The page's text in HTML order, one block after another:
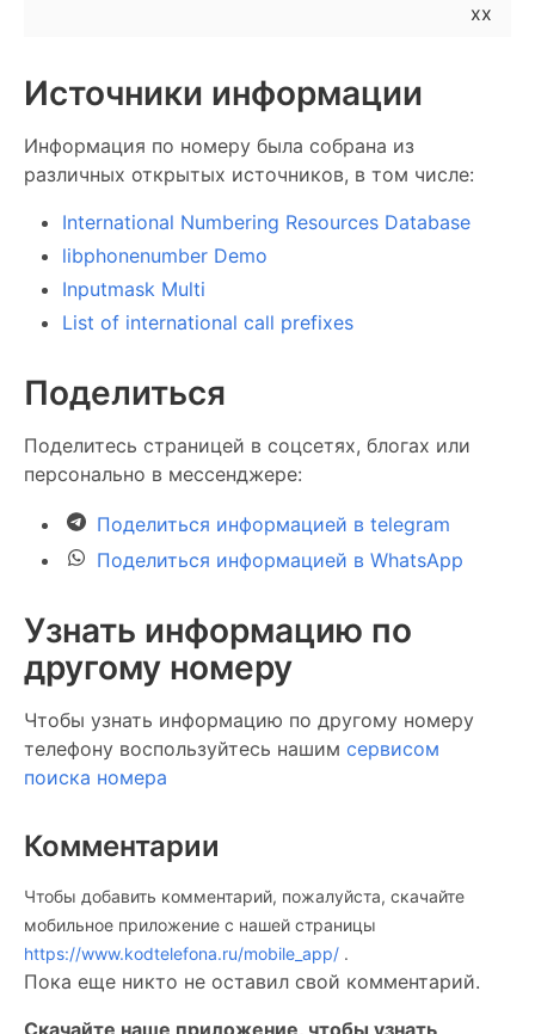
xx
Источники информации
Информация по номеру была собрана из
различных открытых источников, в том числе:
International Numbering Resources Database
libphonenumber Demo
Inputmask Multi
List of international call prefixes
Поделиться
Поделитесь страницей в соцсетях, блогах или
персонально в мессенджере:
Поделиться информацией в telegram
Поделиться информацией в WhatsApp
Узнать информацию по
другому номеру
Чтобы узнать информацию по другому номеру
телефону воспользуйтесь нашим сервисом
поиска номера
Комментарии
Чтобы добавить комментарий, пожалуйста, скачайте
мобильное приложение c нашей страницы
https://www.kodtelefona.ru/mobile_app/ .
Пока еще никто не оставил свой комментарий.